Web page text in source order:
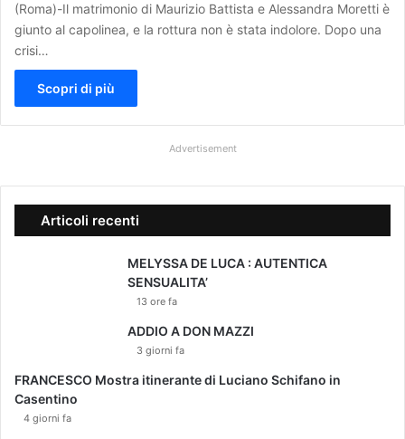
(Roma)-Il matrimonio di Maurizio Battista e Alessandra Moretti è
giunto al capolinea, e la rottura non è stata indolore. Dopo una
crisi…
Scopri di più
Advertisement
Articoli recenti
MELYSSA DE LUCA : AUTENTICA
SENSUALITA’
13 ore fa
ADDIO A DON MAZZI
3 giorni fa
FRANCESCO Mostra itinerante di Luciano Schifano in
Casentino
4 giorni fa